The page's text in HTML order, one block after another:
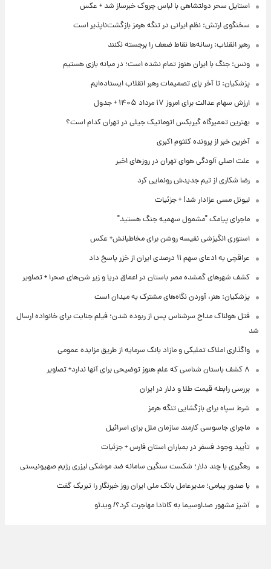
استایل سحر دولتشاهی با لباس چروک خبرساز شد + عکس
سخنگوی ارتش: نظم ایرانی در تنگه هرمز بازگشت‌ناپذیر است
رهبر انقلاب: رسانه‌ها نقاط ضعف را برجسته نکنند
ونس: جنگ با ایران هنوز تمام نشده است؛ در میانه بازی هستیم
پزشکیان: تا آخر پای تصمیمات رهبر انقلاب ایستاده‌ایم
ارزش سهام عدالت برای امروز ۱۷ مرداد ۱۴۰۵ + جدول
بهترین تعمیرگاه گیربکس اتوماتیک جیلی در تهران کدام است؟
آخرین خبر از پرونده کلثوم اکبری
علت اصلی آلودگی هوای تهران در روزهای اخیر
رضا شکاری از تیم جدیدش رونمایی کرد
لیونل مسی عزادار شد! + جزئیات
ماجرای پیامک "مشمول سهمیه جنگ هستید"
استوری انگیزشی نفیسه روشن برای مخاطبانش+ عکس
عراقچی به ادعای سهم ۱۱ درصدی ایران از خزر پاسخ داد
کشف شهرهای گمشده مصر باستان در اعماق دریا و زیر شن‌های صحرا + تصاویر
پزشکیان: هنر، آوردن نگاه‌های مشترک به میدان است
قتل هولناک مداح سرشناس پس از ربوده شدن؛ فیلم جنایت برای خانواده ارسال
شد
واگذاری املاک تملیکی و مازاد بانک سرمایه از طریق مزایده عمومی
۸ کشف باستان شناسی که علم هنوز توضیحی برای آنها ندارد+ تصاویر
بررسی رابطه قیمت طلا و دلار در ایران
شرط سپاه برای بازگشایی تنگه هرمز
ماجرای جاسوسی کارمند سازمان ملل برای اسرائیل
تأیید وجود فسفر در بمباران استان فارس + جزئیات
رهگیری با چند دلار؛ شکست سنگین سامانه ضد موشکی لیزری رژیم صهیونیستی
با صدور پیامی؛ مدیرعامل بانک ملی ایران روز خبرنگار را تبریک گفت
آشپز مشهور صداوسیما به کانادا مهاجرت کرد؟/ ویدئو